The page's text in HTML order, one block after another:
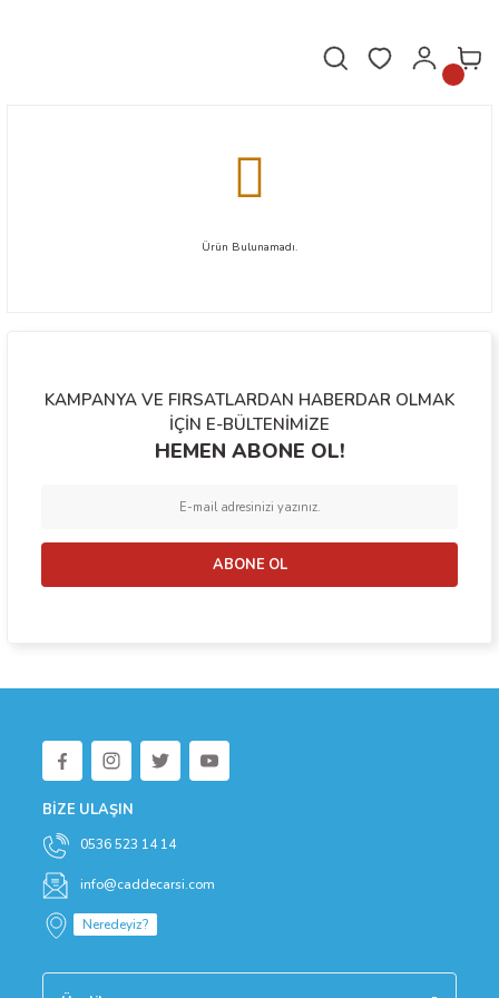
Ürün Bulunamadı.
KAMPANYA VE FIRSATLARDAN HABERDAR OLMAK
İÇİN E-BÜLTENİMİZE
HEMEN ABONE OL!
ABONE OL
BİZE ULAŞIN
0536 523 14 14
info@caddecarsi.com
Neredeyiz?